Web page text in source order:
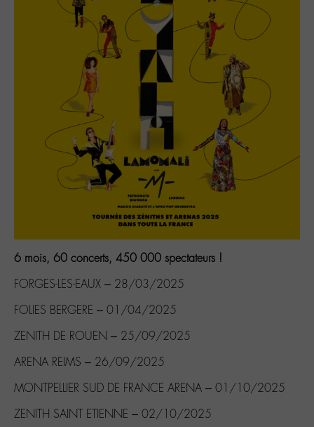
6 mois, 60 concerts, 450 000 spectateurs !
FORGES-LES-EAUX – 28/03/2025
FOLIES BERGERE – 01/04/2025
ZENITH DE ROUEN – 25/09/2025
ARENA REIMS – 26/09/2025
MONTPELLIER SUD DE FRANCE ARENA – 01/10/2025
ZENITH SAINT ETIENNE – 02/10/2025